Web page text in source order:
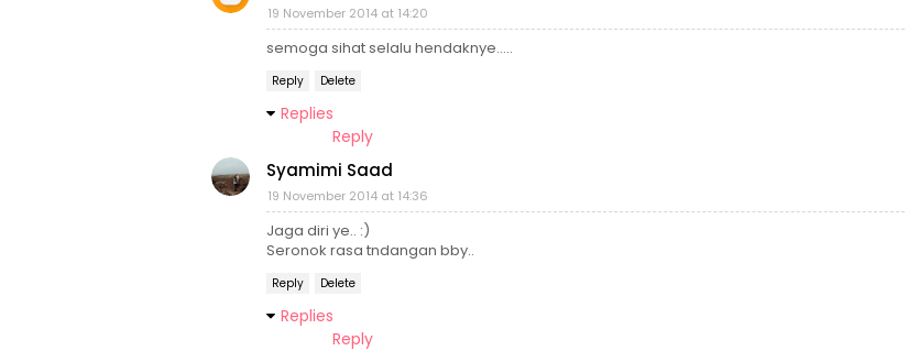
19 November 2014 at 14:20
semoga sihat selalu hendaknye.....
Reply Delete
Replies
Reply
Syamimi Saad
19 November 2014 at 14:36
Jaga diri ye.. :)
Seronok rasa tndangan bby..
Reply Delete
Replies
Reply